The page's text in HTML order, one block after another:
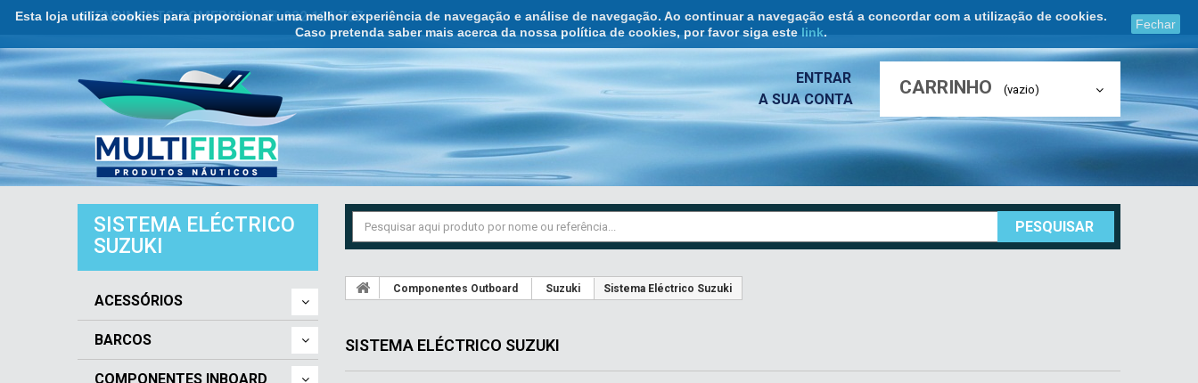
Esta loja utiliza cookies para proporcionar uma melhor experiência de navegação e análise de navegação. Ao continuar a navegação está a concordar com a utilização de cookies.
Caso pretenda saber mais acerca da nossa política de cookies, por favor siga este link.
Fechar
ATENDIMENTO COMERCIAL ☏ 932 121 707
CARRINHO (vazio)
ENTRAR
A SUA CONTA
PESQUISAR
SISTEMA ELÉCTRICO
SUZUKI
ACESSÓRIOS
BARCOS
COMPONENTES INBOARD
Componentes Outboard Suzuki Sistema Eléctrico Suzuki
SISTEMA ELÉCTRICO SUZUKI